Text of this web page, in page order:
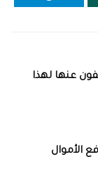
عنها لهذا
الأموال